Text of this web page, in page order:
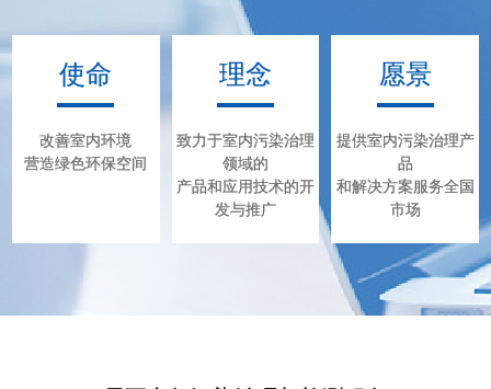
黏合剂的重要成分隐藏在板材夹层
中。室温每上升一度，甲醛释放到空
气的浓度就会增加，长期处于这种环
境中对身体的损害是致命的。
使命
改善室内环境
营造绿色环保空间
理念
致力于室内污染治理
领域的
产品和应用技术的开
发与推广
愿景
提供室内污染治理产
品
和解决方案服务全国
市场